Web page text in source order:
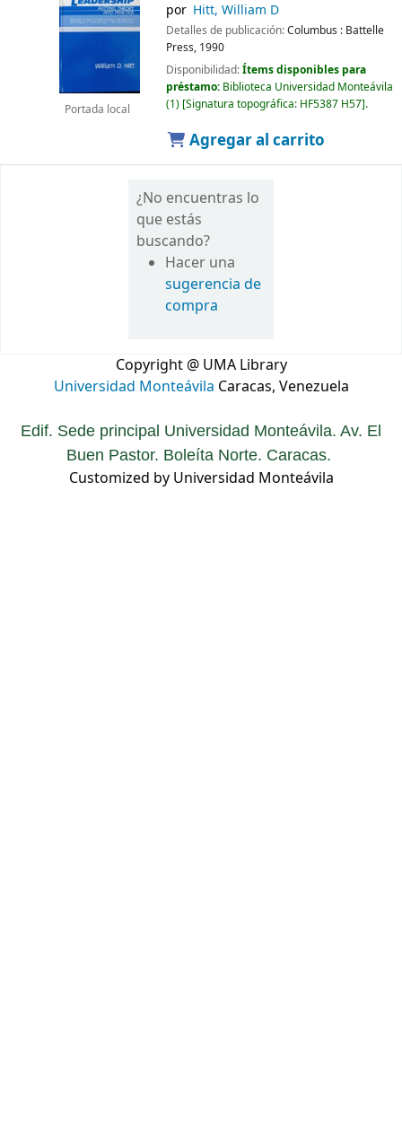
Portada local
por Hitt, William D
Detalles de publicación:Columbus : Battelle
Press, 1990
Disponibilidad:Ítems disponibles para
préstamo: Biblioteca Universidad Monteávila
(1) Signatura topográfica: HF5387 H57 .
Agregar al carrito
¿No encuentras lo
que estás
buscando?
Hacer una
sugerencia de
compra
Copyright @ UMA Library
Universidad Monteávila Caracas, Venezuela
Edif. Sede principal Universidad Monteávila. Av. El
Buen Pastor. Boleíta Norte. Caracas.
Customized by Universidad Monteávila